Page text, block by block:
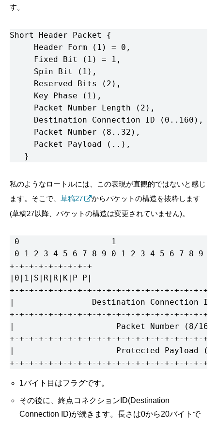
す。
Short Header Packet {
     Header Form (1) = 0,
     Fixed Bit (1) = 1,
     Spin Bit (1),
     Reserved Bits (2),
     Key Phase (1),
     Packet Number Length (2),
     Destination Connection ID (0..160),
     Packet Number (8..32),
     Packet Payload (..),
   }
私のようなロートルには、この表現が直観的ではないと感じ
ます。そこで、 草稿27
からパケットの構造を抜粋します
(草稿27以降、パケットの構造は変更されていません)。
0                   1
0 1 2 3 4 5 6 7 8 9 0 1 2 3 4 5 6 7 8 9
+-+-+-+-+-+-+-+-+
|0|1|S|R|R|K|P P|
+-+-+-+-+-+-+-+-+-+-+-+-+-+-+-+-+-+-+-+-+-
|                Destination Connection
+-+-+-+-+-+-+-+-+-+-+-+-+-+-+-+-+-+-+-+-+-
|                     Packet Number (8/
+-+-+-+-+-+-+-+-+-+-+-+-+-+-+-+-+-+-+-+-+-
|                     Protected
+-+-+-+-+-+-+-+-+-+-+-+-+-+-+-+-+-+-+-+-+-
1バイト目はフラグです。
その後に、終点コネクションID(Destination
Connection ID)が続きます。長さは0から20バイトで